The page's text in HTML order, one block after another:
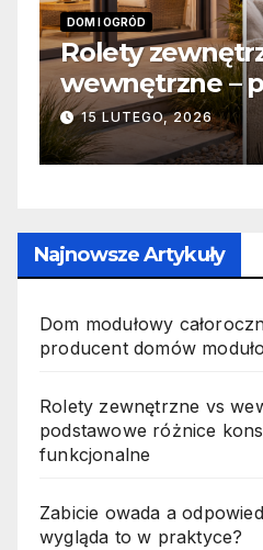
INFORMACJE
Zabicie owada
jak wygląda
19 PAŹDZIERNIKA, 2025
Najnowsze Artykuły
Dom modułowy
producent domów
Rolety zewnętrzne vs
podstawowe różnice
funkcjonalne
Zabicie owada a
wygląda to w praktyce?